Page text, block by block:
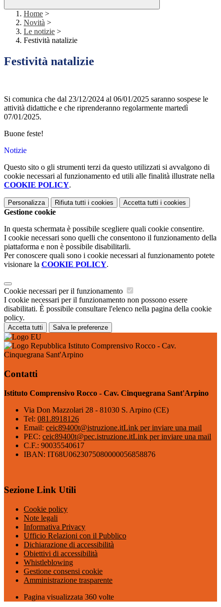
Home >
Novità >
Le notizie >
Festività natalizie
Festività natalizie
Si comunica che dal 23/12/2024 al 06/01/2025 saranno sospese le
attività didattiche e che riprenderanno regolarmente martedì
07/01/2025.
Buone feste!
Notizie
Questo sito o gli strumenti terzi da questo utilizzati si avvalgono di
cookie necessari al funzionamento ed utili alle finalità illustrate nella
COOKIE POLICY.
Personalizza Rifiuta tutti i cookies Accetta tutti i cookies
Gestione cookie
In questa schermata è possibile scegliere quali cookie consentire.
I cookie necessari sono quelli che consentono il funzionamento della
piattaforma e non è possibile disabilitarli.
Per conoscere quali sono i cookie necessari al funzionamento potete
visionare la COOKIE POLICY.
Cookie necessari per il funzionamento
I cookie necessari per il funzionamento non possono essere
disabilitati. È possibile consultare l'elenco nella pagina della cookie
policy.
Accetta tutti Salva le preferenze
Istituto Comprensivo Rocco - Cav.
Cinquegrana Sant'Arpino
Contatti
Istituto Comprensivo Rocco - Cav. Cinquegrana Sant'Arpino
Via Don Mazzolari 28 - 81030 S. Arpino (CE)
Tel: 081.8918126
Email: ceic89400t@istruzione.itLink per inviare una mail
PEC: ceic89400t@pec.istruzione.itLink per inviare una mail
C.F.: 90035540617
IBAN: IT68U0623075080000056858876
Sezione Link Utili
Cookie policy
Note legali
Informativa Privacy
Ufficio Relazioni con il Pubblico
Dichiarazione di accessibilità
Obiettivi di accessibilità
Whistleblowing
Gestione consensi cookie
Amministrazione trasparente
Pagina visualizzata 360 volte